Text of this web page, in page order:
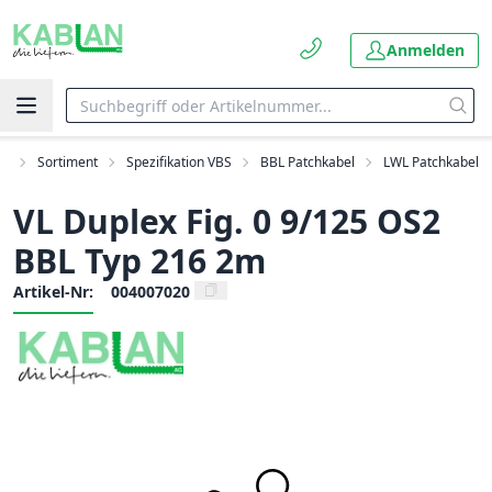
Anmelden
Sortiment Spezifikation VBS BBL Patchkabel LWL Patchkabel
VL Duplex Fig. 0 9/125 OS2
BBL Typ 216 2m
Artikel-Nr: 004007020